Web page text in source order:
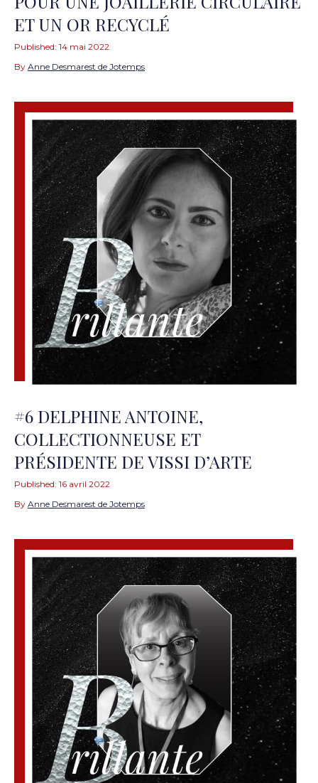
ET UN OR RECYCLÉ
Published: 14 mai 2022
By Anne Desmarest de Jotemps
#6 DELPHINE ANTOINE,
COLLECTIONNEUSE ET
PRÉSIDENTE DE VISSI D’ARTE
Published: 16 avril 2022
By Anne Desmarest de Jotemps